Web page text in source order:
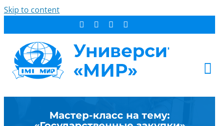
Skip to content
Мастер-класс на тему: